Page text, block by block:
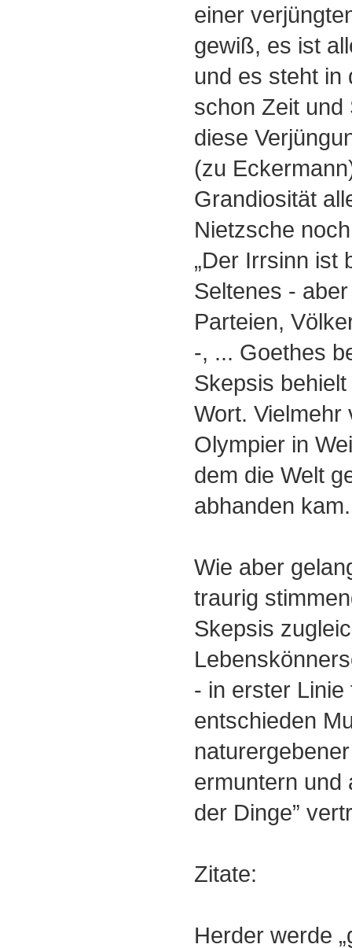
einer
gewiß, es ist
und es steht in
schon Zeit und
diese
(zu
Grandiosität
Nietzsche
„Der Irrsinn ist
Seltenes -
Parteien,
-, ... Goethes
Skepsis
Wort.
Olympier in
dem die Welt
abhanden kam.
Wie aber
traurig
Skepsis
- in erster
entschieden
ermuntern und
der Dinge”
Zitate:
Herder werde